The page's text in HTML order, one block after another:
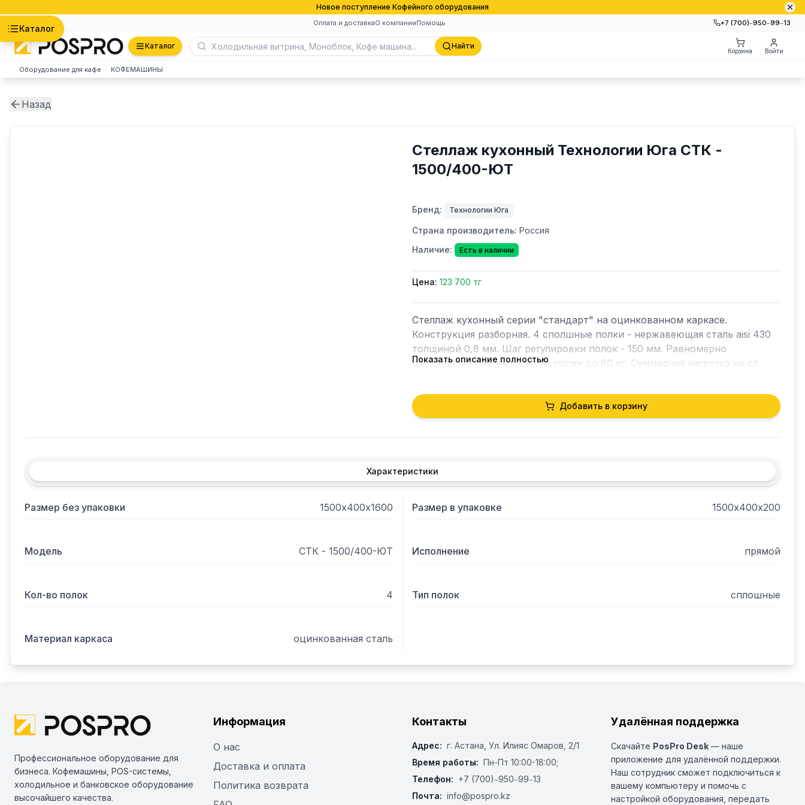
Новое поступление Кофейного оборудования
Оплата и доставкаО компанииПомощь +7 (700)‒950‒99‒13
Каталог
Каталог Найти
Корзина Войти
Оборудование для кафе КОФЕМАШИНЫ
Назад
Стеллаж кухонный Технологии Юга СТК -
1500/400-ЮТ
Бренд: Технологии Юга
Страна производитель: Россия
Наличие:
Есть в наличии
Цена: 123 700 тг
Стеллаж кухонный серии "стандарт" на оцинкованном каркасе.
Конструкция разборная. 4 сполшные полки - нержавеющая сталь aisi 430
толщиной 0,8 мм. Шаг регулировки полок - 150 мм. Равномерно
распределенная нагрузка на полку до 80 кг. Суммарная нагрузка на ст
Показать описание полностью
Добавить в корзину
Характеристики
Размер без упаковки 1500х400х1600 Размер в упаковке 1500х400х200
Модель СТК - 1500/400-ЮТ Исполнение прямой
Кол-во полок 4 Тип полок сплошные
Материал каркаса оцинкованная сталь
Профессиональное оборудование для
бизнеса. Кофемашины, POS-системы,
холодильное и банковское оборудование
высочайшего качества.
Информация
О нас
Доставка и оплата
Политика возврата
Контакты
Адрес: г. Астана, ​Ул. Илияс Омаров, 2/1
Время работы: Пн-Пт 10:00-18:00;
Телефон: +7 (700)‒950‒99‒13
Почта: info@pospro.kz
Удалённая поддержка
Скачайте PosPro Desk — наше
приложение для удалённой поддержки.
Наш сотрудник сможет подключиться к
вашему компьютеру и помочь с
настройкой оборудования, передать